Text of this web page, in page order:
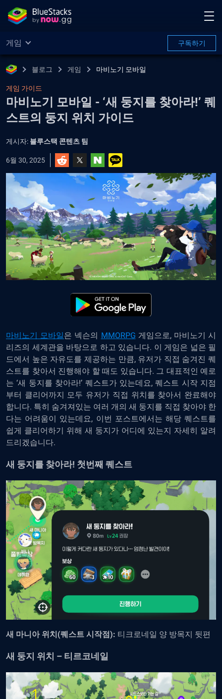
게임 구독하기
블로그 게임 마비노기 모바일
게임 가이드
마비노기 모바일 - ‘새 둥지를 찾아라!’ 퀘
스트의 둥지 위치 가이드
게시자: 블루스택 콘텐츠 팀
6월 30, 2025
마비노기 모바일은 넥슨의 MMORPG 게임으로, 마비노기 시
리즈의 세계관을 바탕으로 하고 있습니다. 이 게임은 넓은 필
드에서 높은 자유도를 제공하는 만큼, 유저가 직접 숨겨진 퀘
스트를 찾아서 진행해야 할 때도 있습니다. 그 대표적인 예로
는 ‘새 둥지를 찾아라!’ 퀘스트가 있는데요, 퀘스트 시작 지점
부터 클리어까지 모두 유저가 직접 위치를 찾아서 완료해야
합니다. 특히 숨겨져있는 여러 개의 새 둥지를 직접 찾아야 한
다는 어려움이 있는데요, 이번 포스트에서는 해당 퀘스트를
쉽게 클리어하기 위해 새 둥지가 어디에 있는지 자세히 알려
드리겠습니다.
새 둥지를 찾아라! 첫번째 퀘스트
새 마니아 위치(퀘스트 시작점): 티크로네일 양 방목지 뒷편
새 둥지 위치 – 티르코네일